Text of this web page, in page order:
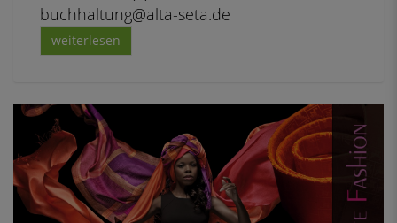
buchhaltung@alta-seta.de
weiterlesen